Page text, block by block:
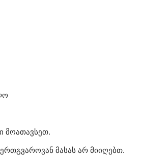
მოათავსეთ.
მასას არ მიიღებთ.